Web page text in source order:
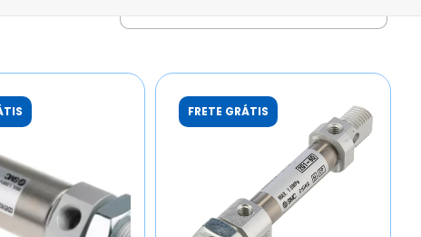
FRETE GRÁTIS